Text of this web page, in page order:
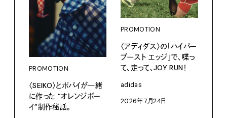
PROMOTION
〈SEIKO〉とポパイが一緒
に作った “オレンジボー
イ”制作秘話。
PROMOTION
〈アディダス〉の「ハイパー
ブースト エッジ」で、喋っ
て、走って、JOY RUN！
adidas
2026年7月24日